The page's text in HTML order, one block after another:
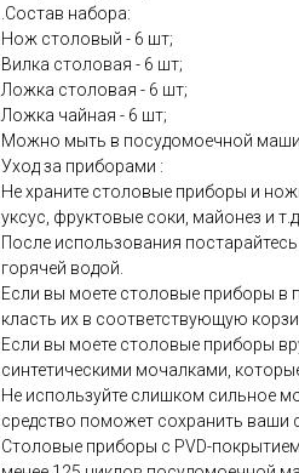
.Состав набора:
Нож столовый - 6 шт;
Вилка столовая - 6 шт;
Ложка столовая - 6 шт;
Ложка чайная - 6 шт;
Можно мыть в посудомоечной
Уход за приборами :
Не храните столовые приборы и
уксус, фруктовые соки, майонез и
После использования
горячей водой.
Если вы моете столовые приборы
класть их в соответствующую
Если вы моете столовые приборы
синтетическими мочалками,
Не используйте слишком сильное
средство поможет сохранить
Столовые приборы с PVD-